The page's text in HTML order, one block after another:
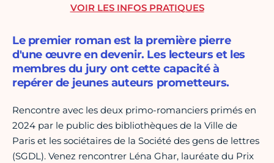
Le premier roman est la première pierre
d'une œuvre en devenir. Les lecteurs et les
membres du jury ont cette capacité à
repérer de jeunes auteurs prometteurs.
Rencontre avec les deux primo-romanciers primés en
2024 par le public des bibliothèques de la Ville de
Paris et les sociétaires de la Société des gens de lettres
(SGDL). Venez rencontrer Léna Ghar, lauréate du Prix
VOIR LES INFOS PRATIQUES